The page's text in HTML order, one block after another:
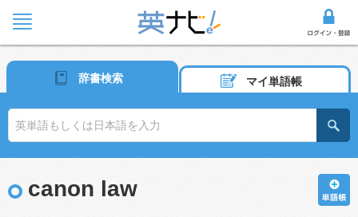
辞書検索 マイ単語帳
canon law